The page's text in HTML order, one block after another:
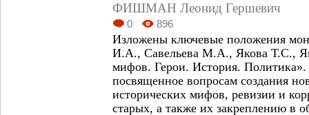
ФИШМАН Леонид Гершевич
0 896
Изложены ключевые положения
И.А., Савельева М.А., Якова Т.С.,
мифов. Герои. История. Политика».
посвященное вопросам создания
исторических мифов, ревизии и
старых, а также их закреплению в